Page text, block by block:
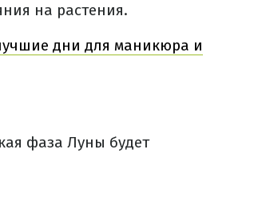
на растения.
дни для маникюра и
фаза Луны будет